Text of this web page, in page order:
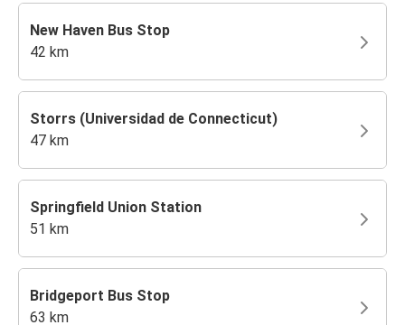
New Haven Bus Stop
42 km
Storrs (Universidad de Connecticut)
47 km
Springfield Union Station
51 km
Bridgeport Bus Stop
63 km